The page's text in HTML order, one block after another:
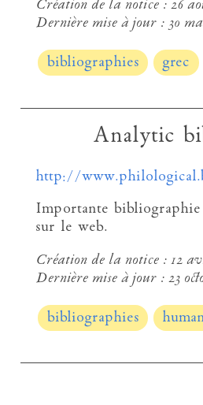
Création de la notice : 26
Dernière mise à jour : 30
bibliographies grec
Analytic
http://
Importante
sur le web.
Création de la notice : 12
Dernière mise à jour : 23
bibliographies